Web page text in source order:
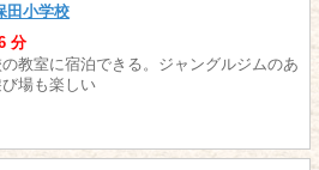
田小学校
分
の教室に宿泊できる。ジャングルジムのあ
場も楽しい